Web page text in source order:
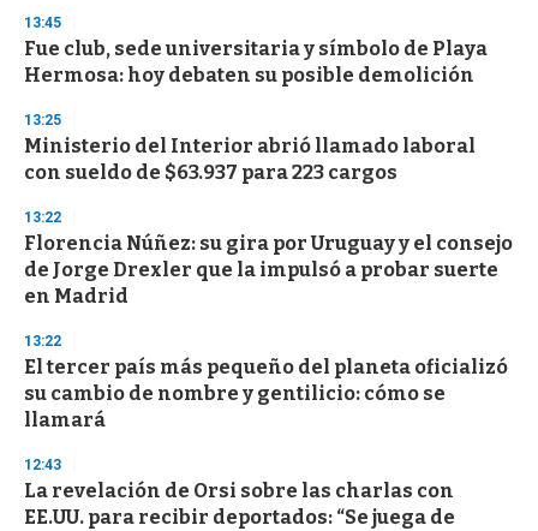
n
d
s
13:45
Fue club, sede universitaria y símbolo de Playa
Hermosa: hoy debaten su posible demolición
13:25
Ministerio del Interior abrió llamado laboral
con sueldo de $63.937 para 223 cargos
13:22
Florencia Núñez: su gira por Uruguay y el consejo
de Jorge Drexler que la impulsó a probar suerte
en Madrid
13:22
El tercer país más pequeño del planeta oficializó
su cambio de nombre y gentilicio: cómo se
llamará
12:43
La revelación de Orsi sobre las charlas con
EE.UU. para recibir deportados: “Se juega de